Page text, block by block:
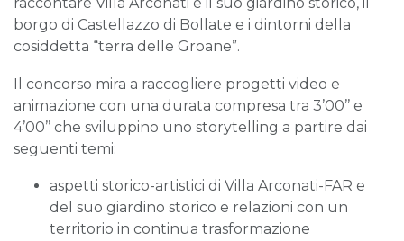
borgo di Castellazzo di Bollate e i dintorni della
cosiddetta “terra delle Groane”.
Il concorso mira a raccogliere progetti video e
animazione con una durata compresa tra 3’00’’ e
4’00’’ che sviluppino uno storytelling a partire dai
seguenti temi:
aspetti storico-artistici di Villa Arconati-FAR e
del suo giardino storico e relazioni con un
territorio in continua trasformazione